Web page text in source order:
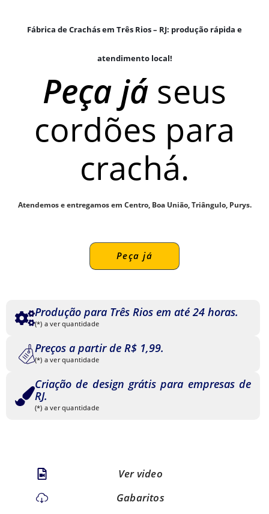
Fábrica de Crachás em Três Rios – RJ: produção rápida e
atendimento local!
Peça já seus
cordões para
crachá.
Atendemos e entregamos em Centro, Boa União, Triângulo, Purys.
Peça já
Produção para Três Rios em até 24 horas.
(*) a ver quantidade
Preços a partir de R$ 1,99.
(*) a ver quantidade
Criação de design grátis para empresas de
RJ.
(*) a ver quantidade
Ver video
Gabaritos